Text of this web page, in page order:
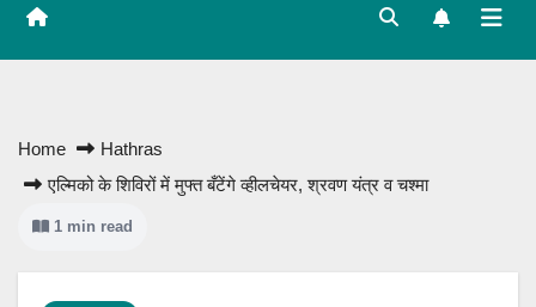
Home
Hathras
एल्मिको के शिविरों में मुफ्त बँटेंगे व्हीलचेयर, श्रवण यंत्र व चश्मा
1 min read